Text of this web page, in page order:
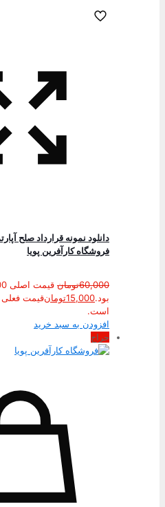
دانلود نمونه قرارداد صلح
فروشگاه کارآفرین پویا
60,000تومان
بود.15,000تومان
است.
افزودن به سبد خرید
حراج